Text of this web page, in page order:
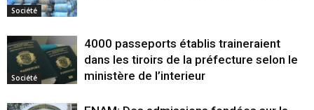
Société
Société
4000 passeports établis traineraient
dans les tiroirs de la préfecture selon le
ministère de l’interieur